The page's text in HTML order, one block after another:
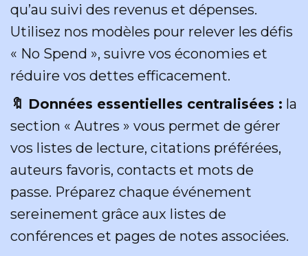
qu’au suivi des revenus et dépenses.
Utilisez nos modèles pour relever les défis
« No Spend », suivre vos économies et
réduire vos dettes efficacement.
🔖 Données essentielles centralisées : la
section « Autres » vous permet de gérer
vos listes de lecture, citations préférées,
auteurs favoris, contacts et mots de
passe. Préparez chaque événement
sereinement grâce aux listes de
conférences et pages de notes associées.